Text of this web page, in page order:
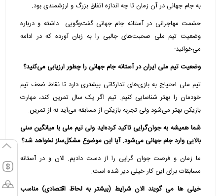
به جام جهانی در آن زمان تا چه اندازه اتفاق بزرگ و ارزشمندی بود.
حشمت مهاجرانی در آستانه جام جهانی گفت‌وگویی داشته و درباره
وضعیت تیم ملی صحبت‌های جالبی را به زبان آورده که در ادامه
می‌خوانید:
وضعیت تیم ملی ایران در آستانه جام جهانی را چطور ارزیابی می‌کنید؟
تیم ملی احتیاج به بازی‌های تدارکاتی بیشتری دارد تا نقاط ضعف تیم
خودمان را بهتر شناسایی کنیم. تیم اگر یک سال تمرین کند، مهارت
بازیکن بهتر می‌شود ولی تجربه بازیکن از مسابقه می‌آید نه از تمرین.
شما همیشه به جوان‌گرایی تاکید کرده‌اید ولی تیم ملی با میانگین سنی
بالایی وارد جام جهانی می‌شود. آیا این موضوع مشکل‌ساز نخواهد شد؟
ما زمان و فرصت جوان گرایی را از دست دادیم. الان و در آستانه
مسابقات برای این کار خیلی دیر شده است.
خیلی ها می گویند الان شرایط (بیشتر به لحاظ اقتصادی) مناسب